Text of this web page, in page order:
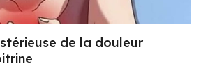
de la douleur